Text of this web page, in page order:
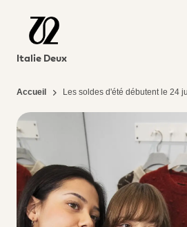
Italie Deux
Accueil Les soldes d'été débutent le 24